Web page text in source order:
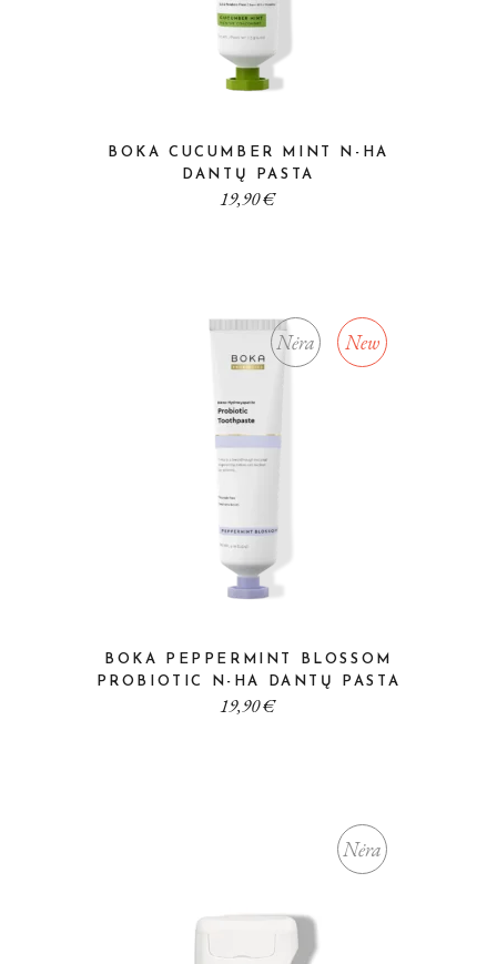
BOKA CUCUMBER MINT N-HA
DANTŲ PASTA
19,90€
Nėra New
BOKA PEPPERMINT BLOSSOM
PROBIOTIC N-HA DANTŲ PASTA
19,90€
Nėra